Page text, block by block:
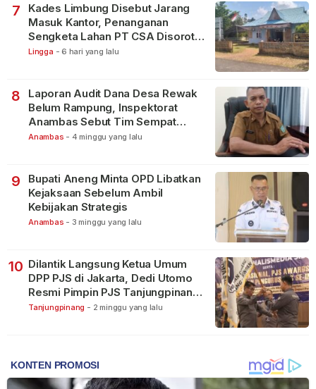
7
Kades Limbung Disebut Jarang
Masuk Kantor, Penanganan
Sengketa Lahan PT CSA Disorot
Warga
Lingga - 6 hari yang lalu
8
Laporan Audit Dana Desa Rewak
Belum Rampung, Inspektorat
Anambas Sebut Tim Sempat
Terbagi Tangani Kasus Lain
Anambas - 4 minggu yang lalu
9
Bupati Aneng Minta OPD Libatkan
Kejaksaan Sebelum Ambil
Kebijakan Strategis
Anambas - 3 minggu yang lalu
10 Dilantik Langsung Ketua Umum
DPP PJS di Jakarta, Dedi Utomo
Resmi Pimpin PJS Tanjungpinang-
Bintan
Tanjungpinang - 2 minggu yang lalu